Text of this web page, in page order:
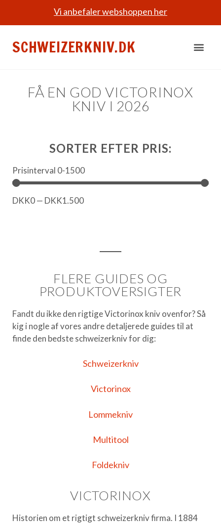
Vi anbefaler webshoppen her
SCHWEIZERKNIV.DK
FÅ EN GOD VICTORINOX
KNIV I 2026
SORTER EFTER PRIS:
Prisinterval 0-1500
DKK0— DKK1.500
FLERE GUIDES OG
PRODUKTOVERSIGTER
Fandt du ikke den rigtigeVictorinox knivovenfor? Så
kig i nogle af vores andre detaljerede guides til at
finde den bedsteschweizerknivfor dig:
Schweizerkniv
Victorinox
Lommekniv
Multitool
Foldekniv
VICTORINOX
Historien om et rigtigt schweizerkniv firma. I 1884